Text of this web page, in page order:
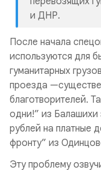
и ДНР.
После начала
используются для
гуманитарных
проезда
благотворителей.
одни!” из Балашихи
рублей на платные
фронту” из
Эту проблему